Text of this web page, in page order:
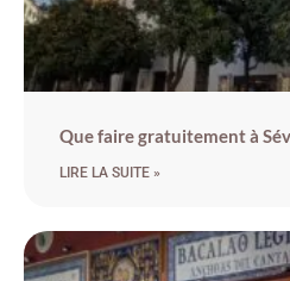
Que faire gratuitement à
LIRE LA SUITE »